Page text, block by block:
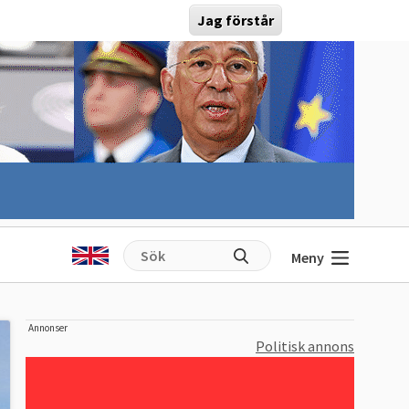
Jag förstår
Meny
Annonser
Politisk annons